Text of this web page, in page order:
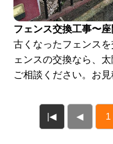
フェンス交換工事〜
古くなったフェンス
ェンスの交換なら、
ご相談ください。お見
|◀ ◀ 1